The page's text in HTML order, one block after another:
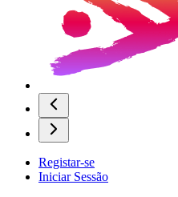
Registar-se
Iniciar Sessão